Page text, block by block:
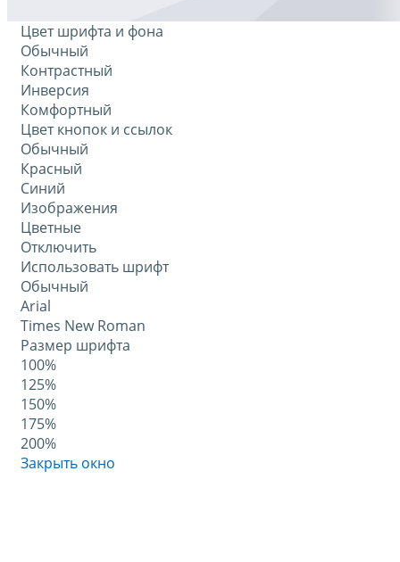
Цвет шрифта и фона
Обычный
Контрастный
Инверсия
Комфортный
Цвет кнопок и ссылок
Обычный
Красный
Синий
Изображения
Цветные
Отключить
Использовать шрифт
Обычный
Arial
Times New Roman
Размер шрифта
100%
125%
150%
175%
200%
Закрыть окно